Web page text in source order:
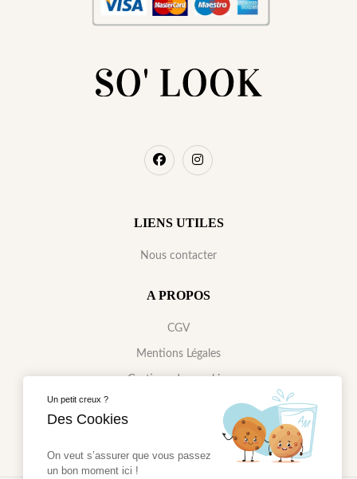
LIENS UTILES
Nous contacter
A PROPOS
CGV
Mentions Légales
Gestions des cookies
Données Personnelles
Un petit creux ?
Des Cookies
On veut s’assurer que vous passez
un bon moment ici !